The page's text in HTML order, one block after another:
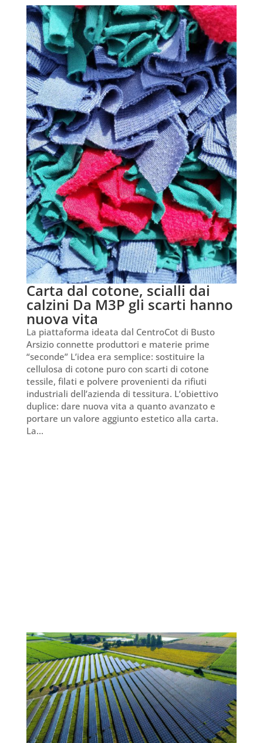
Carta dal cotone, scialli dai
calzini Da M3P gli scarti hanno
nuova vita
La piattaforma ideata dal CentroCot di Busto
Arsizio connette produttori e materie prime
“seconde” L’idea era semplice: sostituire la
cellulosa di cotone puro con scarti di cotone
tessile, filati e polvere provenienti da rifiuti
industriali dell’azienda di tessitura. L’obiettivo
duplice: dare nuova vita a quanto avanzato e
portare un valore aggiunto estetico alla carta.
La...